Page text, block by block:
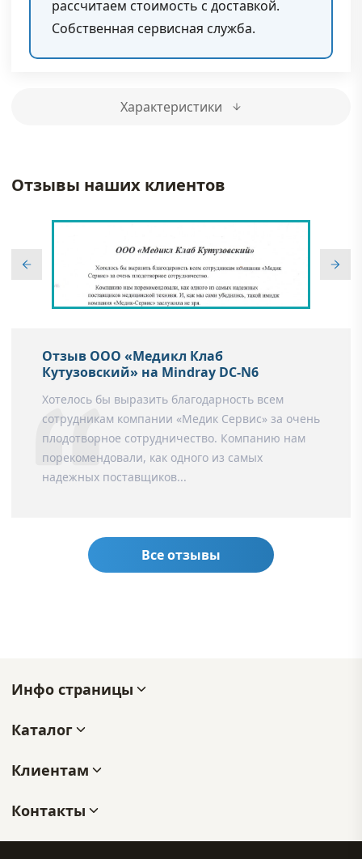
рассчитаем стоимость с доставкой.
Собственная сервисная служба.
Характеристики
Отзывы наших клиентов
Отзыв ООО «Медикл Клаб
Кутузовский» на Mindray DC-N6
Хотелось бы выразить благодарность всем
сотрудникам компании «Медик Сервис» за очень
плодотворное сотрудничество. Компанию нам
порекомендовали, как одного из самых
надежных поставщиков...
Все отзывы
Инфо страницы
Каталог
Клиентам
Контакты